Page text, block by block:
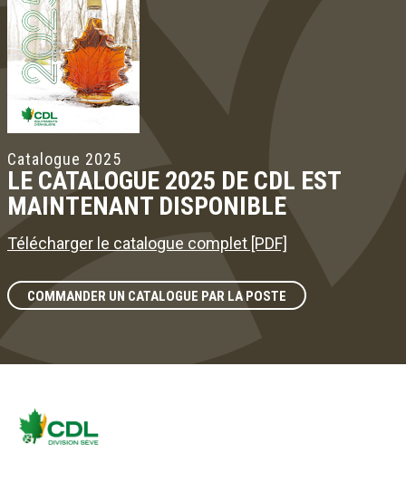
Catalogue 2025
LE CATALOGUE 2025 DE CDL EST
MAINTENANT DISPONIBLE
Télécharger le catalogue complet [PDF]
COMMANDER UN CATALOGUE PAR LA POSTE